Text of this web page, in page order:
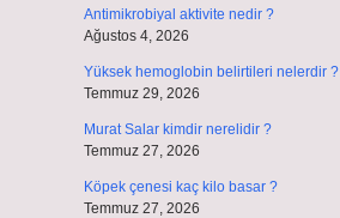
Antimikrobiyal aktivite nedir ?
Ağustos 4, 2026
Yüksek hemoglobin belirtileri nelerdir ?
Temmuz 29, 2026
Murat Salar kimdir nerelidir ?
Temmuz 27, 2026
Köpek çenesi kaç kilo basar ?
Temmuz 27, 2026